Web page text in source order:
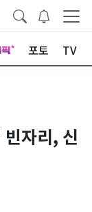
포토 TV
자리, 신